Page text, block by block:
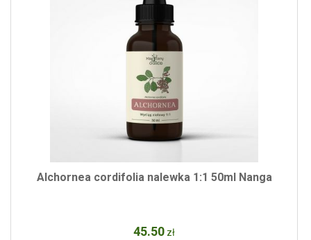
Alchornea cordifolia nalewka 1:1 50ml Nanga
45.50 zł